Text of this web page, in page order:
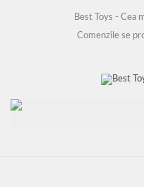
Best Toys - Cea
Comenzile se